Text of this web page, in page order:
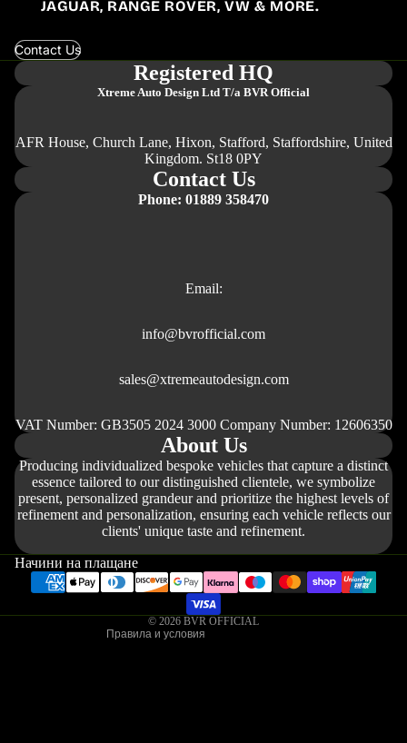
JAGUAR, RANGE ROVER, VW & MORE.
Contact Us
Registered HQ
Xtreme Auto Design Ltd T/a BVR Official
AFR House, Church Lane, Hixon, Stafford, Staffordshire, United
Kingdom. St18 0PY
Contact Us
Phone: 01889 358470
Email:
info@bvrofficial.com
sales@xtremeautodesign.com
VAT Number: GB3505 2024 3000 Company Number: 12606350
About Us
Producing individualized bespoke vehicles that capture a distinct
essence tailored to our distinguished clientele, we symbolize
present, personalized grandeur and prioritize the highest levels of
refinement and personalization, ensuring each vehicle reflects our
clients' unique taste and refinement.
Начини на плащане
© 2026 BVR OFFICIAL
Правила и условия
Правила за възстановяване на суми
Правила за повелителност
Условия за използване на услугата